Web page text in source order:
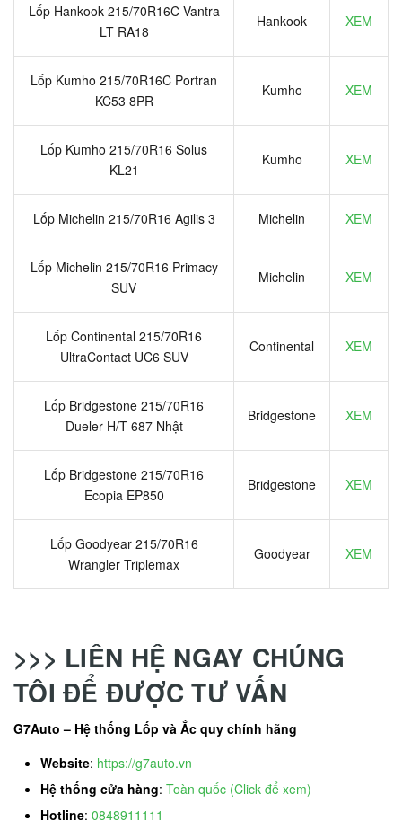
Lốp Hankook 215/70R16C Vantra
LT RA18
Hankook XEM
Lốp Kumho 215/70R16C Portran
KC53 8PR
Kumho XEM
Lốp Kumho 215/70R16 Solus
KL21
Kumho XEM
Lốp Michelin 215/70R16 Agilis 3 Michelin XEM
Lốp Michelin 215/70R16 Primacy
SUV
Michelin XEM
Lốp Continental 215/70R16
UltraContact UC6 SUV
Continental XEM
Lốp Bridgestone 215/70R16
Dueler H/T 687 Nhật
Bridgestone XEM
Lốp Bridgestone 215/70R16
Ecopia EP850
Bridgestone XEM
Lốp Goodyear 215/70R16
Wrangler Triplemax
Goodyear XEM
>>> LIÊN HỆ NGAY CHÚNG
TÔI ĐỂ ĐƯỢC TƯ VẤN
G7Auto – Hệ thống Lốp và Ắc quy chính hãng
Website: https://g7auto.vn
Hệ thống cửa hàng: Toàn quốc (Click để xem)
Hotline: 0848911111